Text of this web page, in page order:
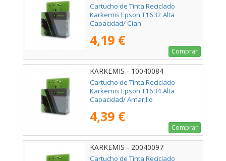
Cartucho de Tinta Reciclado
Karkemis Epson T1632 Alta
Capacidad/ Cian
4,19 €
Comprar
KARKEMIS - 10040084
Cartucho de Tinta Reciclado
Karkemis Epson T1634 Alta
Capacidad/ Amarillo
4,39 €
Comprar
KARKEMIS - 20040097
Cartucho de Tinta Reciclado